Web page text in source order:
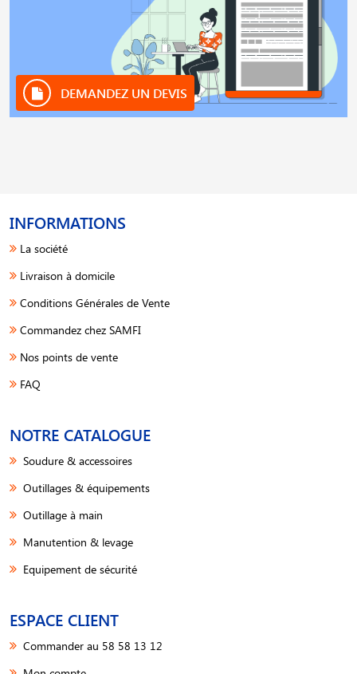
DEMANDEZ UN DEVIS
INFORMATIONS
La société
Livraison à domicile
Conditions Générales de Vente
Commandez chez SAMFI
Nos points de vente
FAQ
NOTRE CATALOGUE
Soudure & accessoires
Outillages & équipements
Outillage à main
Manutention & levage
Equipement de sécurité
ESPACE CLIENT
Commander au 58 58 13 12